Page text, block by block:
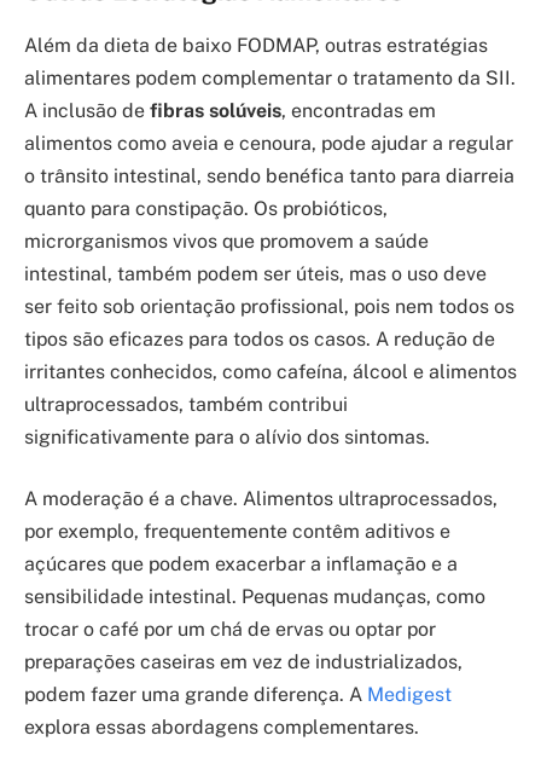
Além da dieta de baixo FODMAP, outras estratégias
alimentares podem complementar o tratamento da SII.
A inclusão de fibras solúveis, encontradas em
alimentos como aveia e cenoura, pode ajudar a regular
o trânsito intestinal, sendo benéfica tanto para diarreia
quanto para constipação. Os probióticos,
microrganismos vivos que promovem a saúde
intestinal, também podem ser úteis, mas o uso deve
ser feito sob orientação profissional, pois nem todos os
tipos são eficazes para todos os casos. A redução de
irritantes conhecidos, como cafeína, álcool e alimentos
ultraprocessados, também contribui
significativamente para o alívio dos sintomas.
A moderação é a chave. Alimentos ultraprocessados,
por exemplo, frequentemente contêm aditivos e
açúcares que podem exacerbar a inflamação e a
sensibilidade intestinal. Pequenas mudanças, como
trocar o café por um chá de ervas ou optar por
preparações caseiras em vez de industrializados,
podem fazer uma grande diferença. A Medigest
explora essas abordagens complementares.